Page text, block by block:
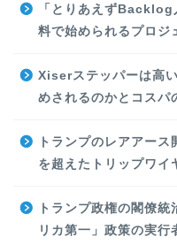
「とりあえず
料で始められるプロジ
Xiserステッパーは高
めされるのかとコスパ
トランプのレアアー
を超えたトリップワイ
トランプ政権の閣僚
リカ第一」政策の実行